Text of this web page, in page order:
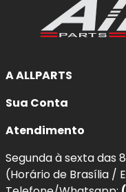
A ALLPARTS
Sua Conta
Atendimento
Segunda à sexta das
(Horário de Brasília /